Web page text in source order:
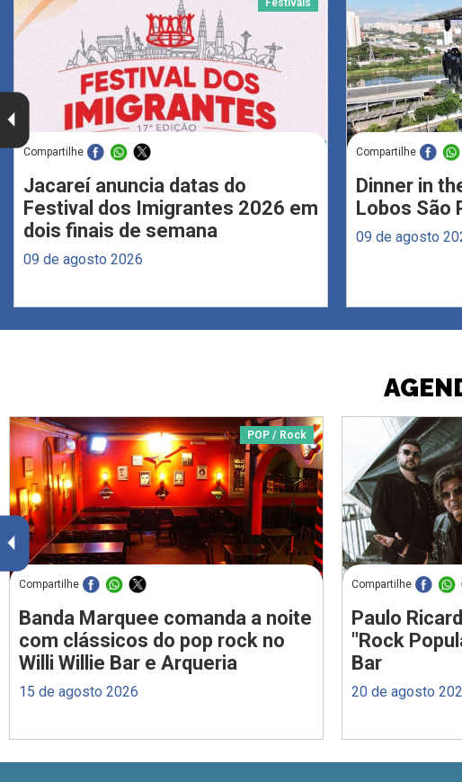
Compartilhe
Jacareí anuncia datas do
Festival dos Imigrantes 2026 em
dois finais de semana
09 de agosto 2026
Compartilhe
Dinner in
Lobos São
09 de agosto
POP / Rock
Compartilhe
Banda Marquee comanda a noite
com clássicos do pop rock no
Willi Willie Bar e Arqueria
15 de agosto 2026
Compartilhe
Paulo
"Rock
Bar
20 de agosto